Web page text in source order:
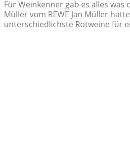
Für Weinkenner gab es alles was
Müller vom REWE Jan Müller
unterschiedlichste Rotweine für